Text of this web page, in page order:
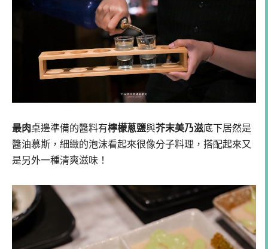
最肉桌邊準備的醬料有檸檬蔥鹽與芥末美乃滋底下居然是
醬油慕斯，細緻的泡沫看起來很像分子料理，搭配起來又
是另外一種清爽滋味！